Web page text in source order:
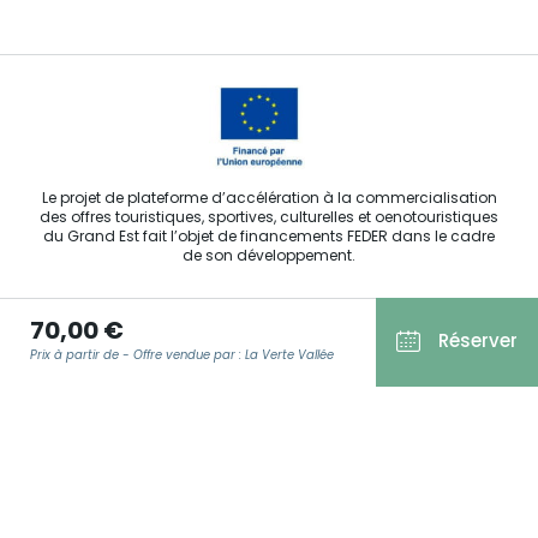
70,00 €
Prix à partir de - Offre vendue par : La Verte Vallée Réserver
Le projet de plateforme d’accélération à la commercialisation
des offres touristiques, sportives, culturelles et oenotouristiques
du Grand Est fait l’objet de financements FEDER dans le cadre
de son développement.
Agence Régionale du Tourisme Grand Est ©2026 - Tous droits